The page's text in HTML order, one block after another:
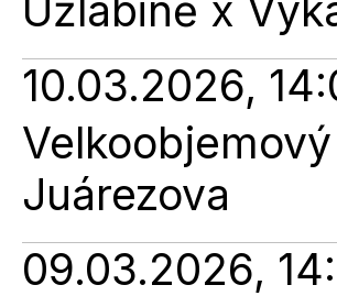
Úžlabině x
10.03.2026,
Juárezova
09.03.2026,